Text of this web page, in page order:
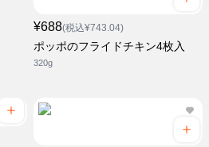
¥688(税込¥743.04)
ポッポのフライドチキン4枚入
320g